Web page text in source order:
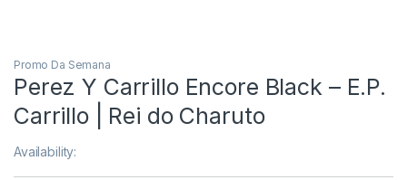
Promo Da Semana
Perez Y Carrillo Encore Black – E.P.
Carrillo | Rei do Charuto
Availability: